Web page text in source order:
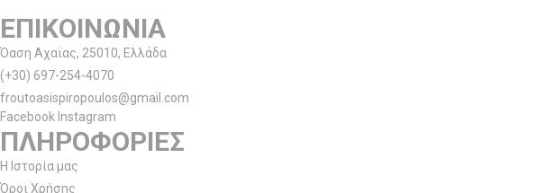
ΕΠΙΚΟΙΝΩΝΙΑ
Όαση Αχαϊας, 25010, Ελλάδα
(+30) 697-254-4070
froutoasispiropoulos@gmail.com
Facebook Instagram
ΠΛΗΡΟΦΟΡΙΕΣ
Η Ιστορία μας
Όροι Χρήσης